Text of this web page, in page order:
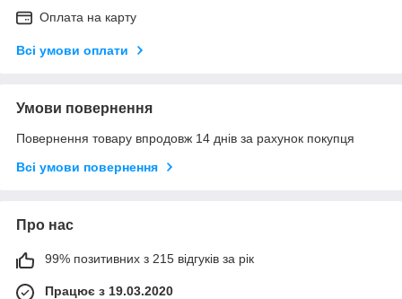
Оплата на карту
Всі умови оплати
Умови повернення
Повернення товару впродовж 14 днів за рахунок покупця
Всі умови повернення
Про нас
99% позитивних з 215 відгуків за рік
Працює з 19.03.2020